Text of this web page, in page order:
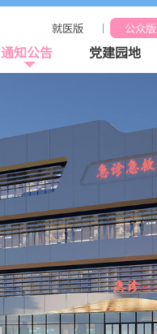
就医版 公众版
通知公告 党建园地